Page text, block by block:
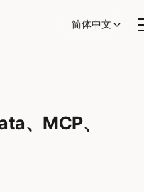
简体中文
、MCP、